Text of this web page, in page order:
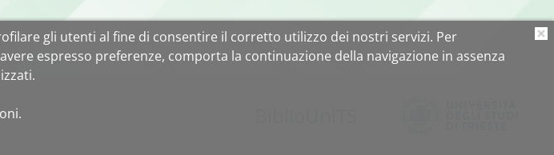
gli utenti al fine di consentire il corretto utilizzo dei nostri servizi. Per
espresso preferenze, comporta la continuazione della navigazione in assenza